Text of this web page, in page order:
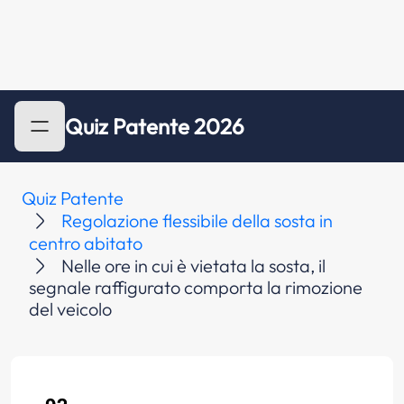
Quiz Patente 2026
Quiz Patente
Regolazione flessibile della sosta in
centro abitato
Nelle ore in cui è vietata la sosta, il
segnale raffigurato comporta la rimozione
del veicolo